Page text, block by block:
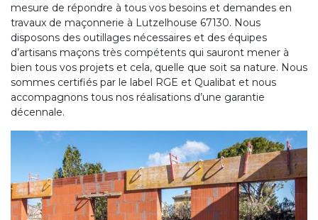
mesure de répondre à tous vos besoins et demandes en
travaux de maçonnerie à Lutzelhouse 67130. Nous
disposons des outillages nécessaires et des équipes
d’artisans maçons très compétents qui sauront mener à
bien tous vos projets et cela, quelle que soit sa nature. Nous
sommes certifiés par le label RGE et Qualibat et nous
accompagnons tous nos réalisations d’une garantie
décennale.